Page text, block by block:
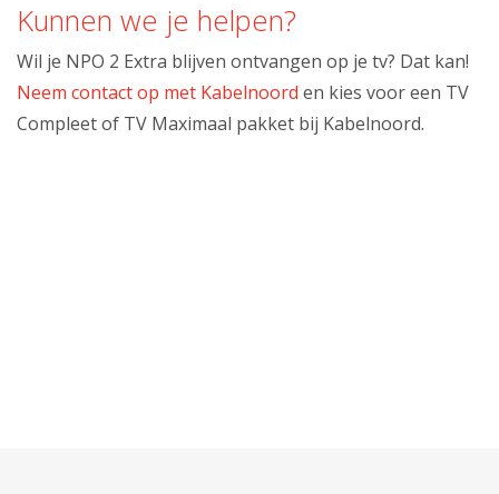
Kunnen we je helpen?
Wil je NPO 2 Extra blijven ontvangen op je tv? Dat kan!
Neem contact op met Kabelnoord en kies voor een TV
Compleet of TV Maximaal pakket bij Kabelnoord.